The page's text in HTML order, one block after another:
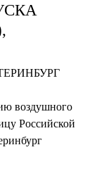
воздушного
Российской